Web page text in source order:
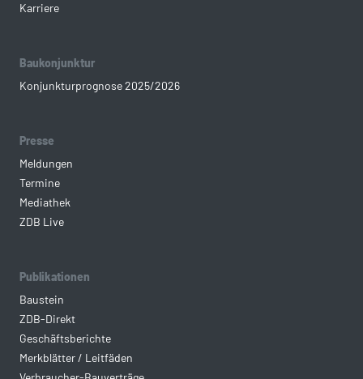
Karriere
Baukonjunktur
Konjunkturprognose 2025/2026
Presse
Meldungen
Termine
Mediathek
ZDB Live
Publikationen
Baustein
ZDB-Direkt
Geschäftsberichte
Merkblätter / Leitfäden